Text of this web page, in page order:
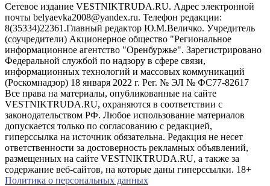
Сетевое издание VESTNIKTRUDA.RU. Адрес электронной
почты belyaevka2008@yandex.ru. Телефон редакции:
8(35334)22361.Главный редактор Ю.М.Величко. Учредитель
(соучредители) Акционерное общество "Региональное
информационное агентство "Оренбуржье". Зарегистрировано
Федеральной службой по надзору в сфере связи,
информационных технологий и массовых коммуникаций
(Роскомнадзор) 18 января 2022 г. Рег. № ЭЛ № ФС77-82617
Все права на материалы, опубликованные на сайте
VESTNIKTRUDA.RU, охраняются в соответствии с
законодательством РФ. Любое использование материалов
допускается только по согласованию с редакцией,
гиперссылка на источник обязательна. Редакция не несет
ответственности за достоверность рекламных объявлений,
размещенных на сайте VESTNIKTRUDA.RU, а также за
содержание веб-сайтов, на которые даны гиперссылки. 18+
Политика о персональных данных